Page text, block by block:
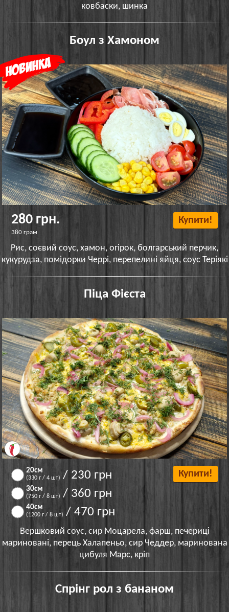
ковбаски, шинка
Боул з Хамоном
280 грн.
380 грам
Купити!
Рис, соєвий соус, хамон, огірок, болгарський перчик,
кукурудза, помідорки Черрі, перепелині яйця, соус Теріякі
Піца Фієста
20см
(330 г / 4 шт) / 230 грн
30см
(750 г / 8 шт) / 360 грн
40см
(1200 г / 8 шт) / 470 грн
Купити!
Вершковий соус, сир Моцарела, фарш, печериці
мариновані, перець Халапеньо, сир Чеддер, маринована
цибуля Марс, кріп
Спрінг рол з бананом